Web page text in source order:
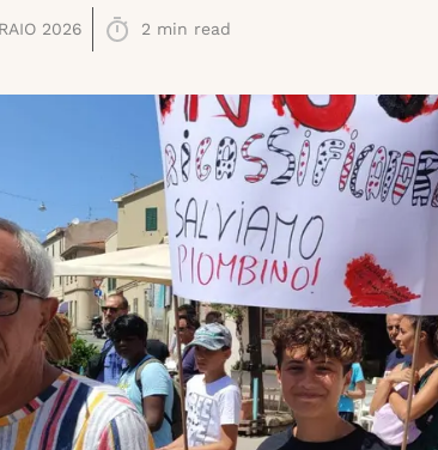
2026 2 min read